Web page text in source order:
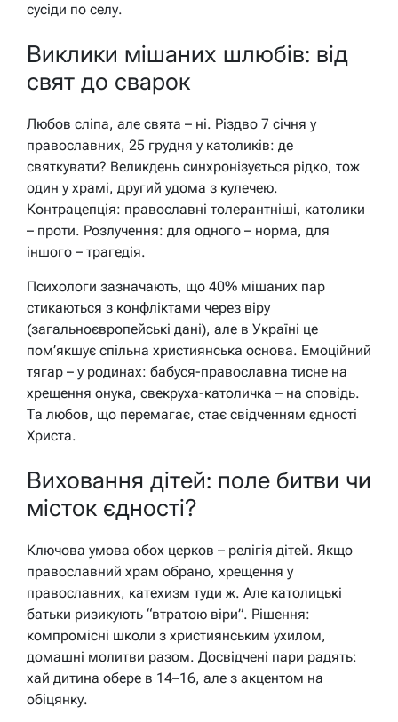
сусіди по селу.
Виклики мішаних шлюбів: від
свят до сварок
Любов сліпа, але свята – ні. Різдво 7 січня у
православних, 25 грудня у католиків: де
святкувати? Великдень синхронізується рідко, тож
один у храмі, другий удома з кулечею.
Контрацепція: православні толерантніші, католики
– проти. Розлучення: для одного – норма, для
іншого – трагедія.
Психологи зазначають, що 40% мішаних пар
стикаються з конфліктами через віру
(загальноєвропейські дані), але в Україні це
пом’якшує спільна християнська основа. Емоційний
тягар – у родинах: бабуся-православна тисне на
хрещення онука, свекруха-католичка – на сповідь.
Та любов, що перемагає, стає свідченням єдності
Христа.
Виховання дітей: поле битви чи
місток єдності?
Ключова умова обох церков – релігія дітей. Якщо
православний храм обрано, хрещення у
православних, катехизм туди ж. Але католицькі
батьки ризикують “втратою віри”. Рішення:
компромісні школи з християнським ухилом,
домашні молитви разом. Досвідчені пари радять:
хай дитина обере в 14–16, але з акцентом на
обіцянку.